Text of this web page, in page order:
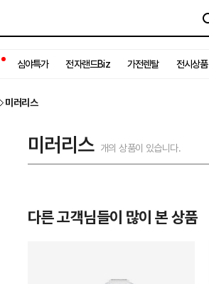
심야특가 전자랜드Biz 가전렌탈 전시상품
미러리스
미러리스 개의 상품이 있습니다.
다른 고객님들이 많이 본 상품